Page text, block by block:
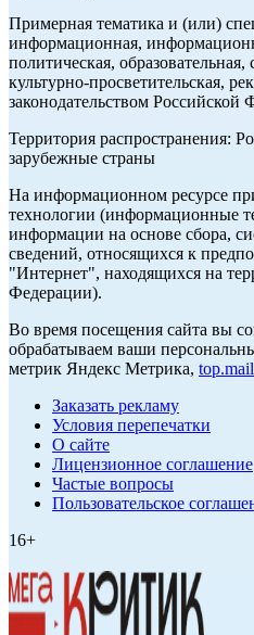
Примерная тематика и (или)
информационная,
политическая, образовательная,
культурно-просветительская,
законодательством Российской
Территория распространения:
зарубежные страны
На информационном ресурсе
технологии (информационные
информации на основе сбора,
сведений, относящихся к
"Интернет", находящихся на
Федерации).
Во время посещения сайта вы
обрабатываем ваши
метрик Яндекс Метрика,
Заказать рекламу
Условия перепечатки
О сайте
Лицензионное соглашение
Частые вопросы
Пользовательское
16+